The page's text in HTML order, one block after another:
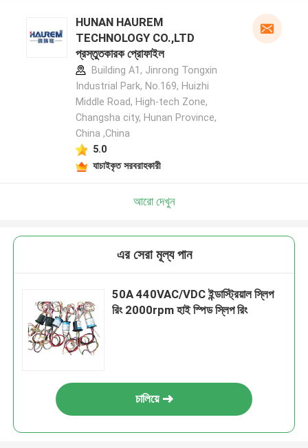
HUNAN HAUREM
TECHNOLOGY CO.,LTD
প্রস্তুতকারক প্রোফাইল
Building A1, Jinrong Tongxin
Industrial Park, No.169, Huizhi
Middle Road, High-tech Zone,
Changsha city, Hunan Province,
China ,China
5.0
যাচাইকৃত সরবরাহকারী
আরো দেখুন
এর সেরা মূল্য পান
50A 440VAC/VDC ইন্ডাস্ট্রিয়াল স্লিপ
রিং 2000rpm হাই স্পিড স্লিপ রিং
চালিয়ে